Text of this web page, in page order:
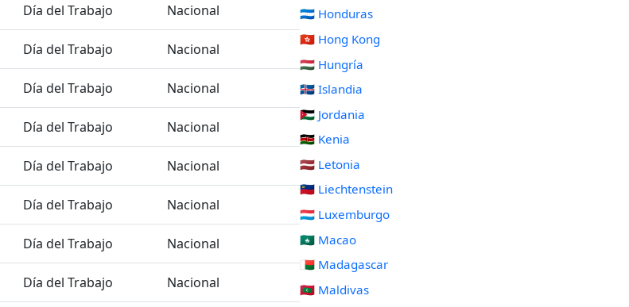
Día del Trabajo Nacional
Día del Trabajo Nacional
Día del Trabajo Nacional
Día del Trabajo Nacional
Día del Trabajo Nacional
Día del Trabajo Nacional
Día del Trabajo Nacional
Día del Trabajo Nacional
🇭🇳 Honduras
🇭🇰 Hong Kong
🇭🇺 Hungría
🇮🇸 Islandia
🇯🇴 Jordania
🇰🇪 Kenia
🇱🇻 Letonia
🇱🇮 Liechtenstein
🇱🇺 Luxemburgo
🇲🇴 Macao
🇲🇬 Madagascar
🇲🇻 Maldivas